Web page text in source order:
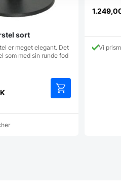
sort
er meget elegant. Det
som med sin runde fod
Vi